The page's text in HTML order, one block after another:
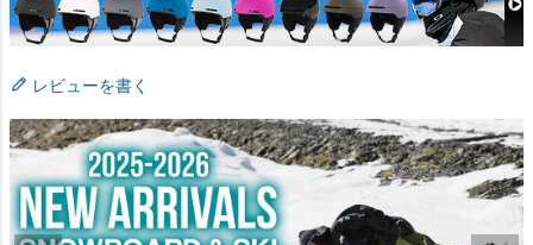
レビューを書く